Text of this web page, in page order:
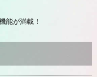
能が満載！